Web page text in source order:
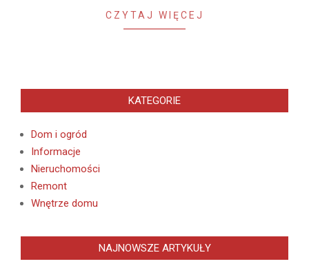
CZYTAJ WIĘCEJ
KATEGORIE
Dom i ogród
Informacje
Nieruchomości
Remont
Wnętrze domu
NAJNOWSZE ARTYKUŁY